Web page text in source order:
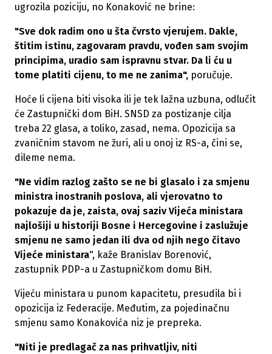
ugrozila poziciju, no Konaković ne brine:
"Sve dok radim ono u šta čvrsto vjerujem. Dakle,
štitim istinu, zagovaram pravdu, vođen sam svojim
principima, uradio sam ispravnu stvar. Da li ću u
tome platiti cijenu, to me ne zanima", poručuje.
Hoće li cijena biti visoka ili je tek lažna uzbuna, odlučit
će Zastupnički dom BiH. SNSD za postizanje cilja
treba 22 glasa, a toliko, zasad, nema. Opozicija sa
zvaničnim stavom ne žuri, ali u onoj iz RS-a, čini se,
dileme nema.
"Ne vidim razlog zašto se ne bi glasalo i za smjenu
ministra inostranih poslova, ali vjerovatno to
pokazuje da je, zaista, ovaj saziv Vijeća ministara
najlošiji u historiji Bosne i Hercegovine i zaslužuje
smjenu ne samo jedan ili dva od njih nego čitavo
Vijeće ministara", kaže Branislav Borenović,
zastupnik PDP-a u Zastupničkom domu BiH.
Vijeću ministara u punom kapacitetu, presudila bi i
opozicija iz Federacije. Međutim, za pojedinačnu
smjenu samo Konakovića niz je prepreka.
"Niti je predlagač za nas prihvatljiv, niti